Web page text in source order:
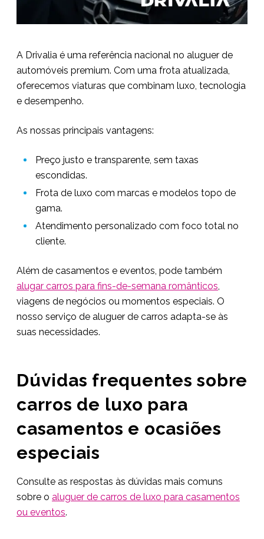
A Drivalia é uma referência nacional no aluguer de
automóveis premium. Com uma frota atualizada,
oferecemos viaturas que combinam luxo, tecnologia
e desempenho.
As nossas principais vantagens:
Preço justo e transparente, sem taxas
escondidas.
Frota de luxo com marcas e modelos topo de
gama.
Atendimento personalizado com foco total no
cliente.
Além de casamentos e eventos, pode também
alugar carros para fins-de-semana românticos
viagens de negócios ou momentos especiais. O
nosso serviço de aluguer de carros adapta-se às
suas necessidades.
Dúvidas frequentes sobre
carros de luxo para
casamentos e ocasiões
especiais
Consulte as respostas às dúvidas mais comuns
sobre o aluguer de carros de luxo para casamentos
ou eventos.